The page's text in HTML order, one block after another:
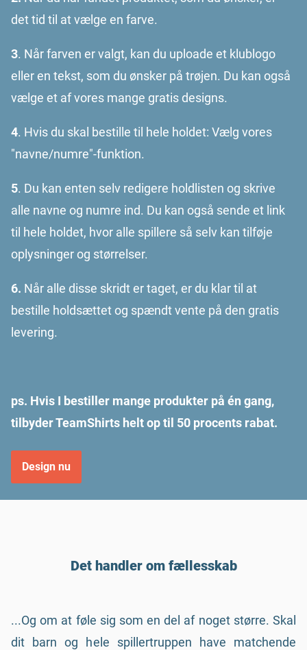
det tid til at vælge en farve.
3. Når farven er valgt, kan du uploade et klublogo
eller en tekst, som du ønsker på trøjen. Du kan også
vælge et af vores mange gratis designs.
4. Hvis du skal bestille til hele holdet: Vælg vores
"navne/numre"-funktion.
5. Du kan enten selv redigere holdlisten og skrive
alle navne og numre ind. Du kan også sende et link
til hele holdet, hvor alle spillere så selv kan tilføje
oplysninger og størrelser.
6. Når alle disse skridt er taget, er du klar til at
bestille holdsættet og spændt vente på den gratis
levering.
ps. Hvis I bestiller mange produkter på én gang,
tilbyder TeamShirts helt op til 50 procents rabat.
Design nu
Det handler om fællesskab
...Og om at føle sig som en del af noget større. Skal
dit barn og hele spillertruppen have matchende